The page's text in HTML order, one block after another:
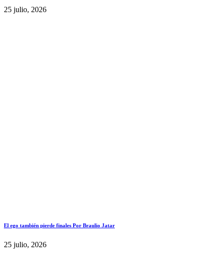
25 julio, 2026
El ego también pierde finales Por Braulio Jatar
25 julio, 2026